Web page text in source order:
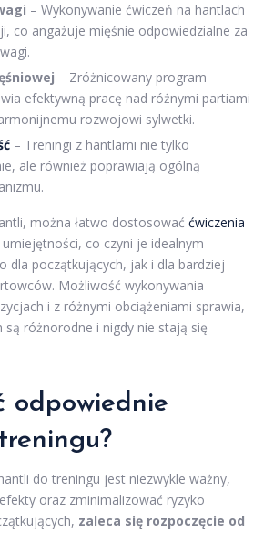
– Wykonywanie ćwiczeń na hantlach
co angażuje mięśnie odpowiedzialne za
– Zróżnicowany program
efektywną pracę nad różnymi partiami
rozwojowi sylwetki.
– Treningi z hantlami nie tylko
ale również poprawiają ogólną
można łatwo dostosować ćwiczenia
co czyni je idealnym
dla początkujących, jak i dla bardziej
Możliwość wykonywania
i z różnymi obciążeniami sprawia,
są różnorodne i nigdy nie stają się
odpowiednie
do treningu jest niezwykle ważny,
oraz zminimalizować ryzyko
zaleca się rozpoczęcie od